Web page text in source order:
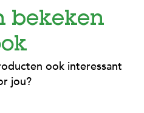
bekeken
ook interessant
jou?